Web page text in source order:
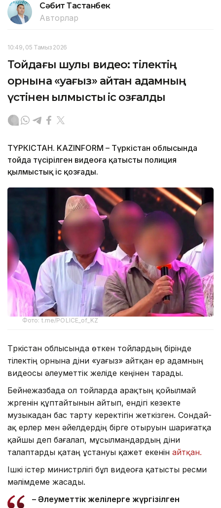
Сәбит Тастанбек
Авторлар
10:49, 05 Тамыз 2026
Тойдағы шулы видео: тілектің
орнына «уағыз» айтқан адамның
үстінен қылмыстық іс қозғалды
ТҮРКІСТАН. KAZINFORM – Түркістан облысында
тойда түсірілген видеоға қатысты полиция
қылмыстық іс қозғады.
Фото: t.me/POLICE_of_KZ
Түркістан облысында өткен тойлардың бірінде
тілектің орнына діни «уағыз» айтқан ер адамның
видеосы әлеуметтік желіде кеңінен тарады.
Бейнежазбада ол тойларда арақтың қойылмай
жүргенін құптайтынын айтып, ендігі кезекте
музыкадан бас тарту керектігін жеткізген. Сондай-
ақ ерлер мен әйелдердің бірге отыруын шариғатқа
қайшы деп бағалап, мұсылмандардың діни
талаптарды қатаң ұстануы қажет екенін айтқан.
Ішкі істер министрлігі бұл видеоға қатысты ресми
мәлімдеме жасады.
– Әлеуметтік желілерге жүргізілген